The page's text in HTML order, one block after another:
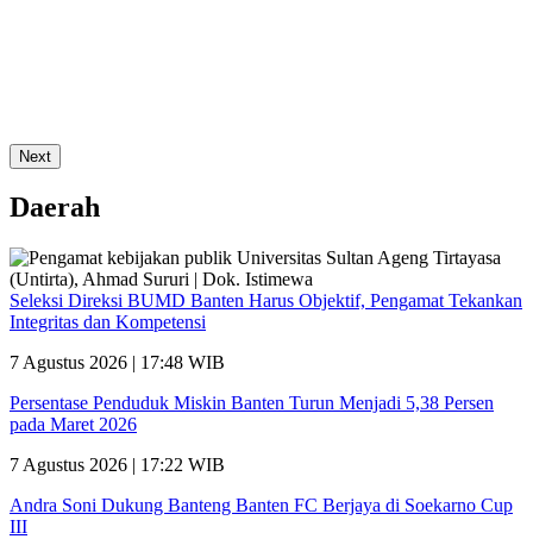
Next
Daerah
Seleksi Direksi BUMD Banten Harus Objektif, Pengamat Tekankan
Integritas dan Kompetensi
7 Agustus 2026 | 17:48 WIB
Persentase Penduduk Miskin Banten Turun Menjadi 5,38 Persen
pada Maret 2026
7 Agustus 2026 | 17:22 WIB
Andra Soni Dukung Banteng Banten FC Berjaya di Soekarno Cup
III